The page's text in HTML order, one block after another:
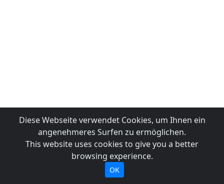
Diese Webseite verwendet Cookies, um Ihnen ein
angenehmeres Surfen zu ermöglichen.
This website uses cookies to give you a better
browsing experience.
OK